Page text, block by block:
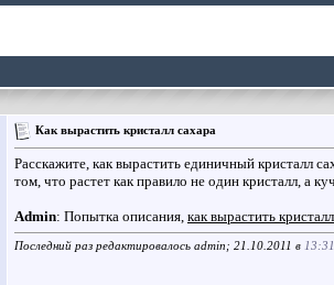
Как вырастить кристалл сахара
Расскажите, как вырастить единичный кристалл
том, что растет как правило не один кристалл, а
Admin: Попытка описания, как вырастить
Последний раз редактировалось admin; 21.10.2011 в 13:31